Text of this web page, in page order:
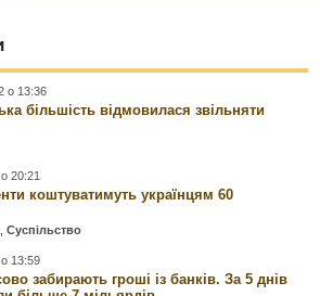
о 13:36
більшість відмовилася звільняти
20:21
коштуватимуть українцям 60
,Суспільство
13:59
забирають гроші із банків. За 5 днів